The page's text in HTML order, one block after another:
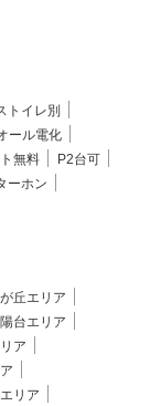
トイレ別
ール電化
無料
P2台可
ーホン
丘エリア
台エリア
ア
リア